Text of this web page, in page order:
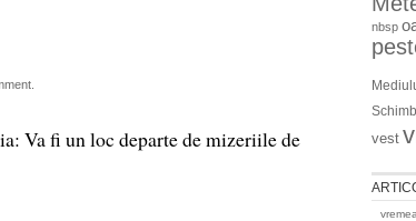
Va fi un loc departe de mizeriile de
nbsp
vest